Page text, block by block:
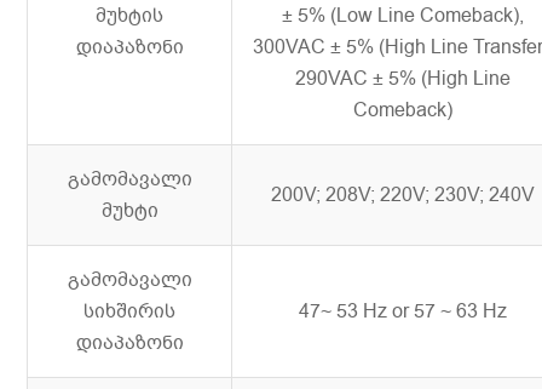
მუხტის
დიაპაზონი
± 5% (Low Line Comeback),
300VAC ± 5% (High Line
290VAC ± 5% (High Line
Comeback)
გამომავალი
მუხტი
200V; 208V; 220V; 230V; 240V
გამომავალი
სიხშირის
დიაპაზონი
47~ 53 Hz or 57 ~ 63 Hz